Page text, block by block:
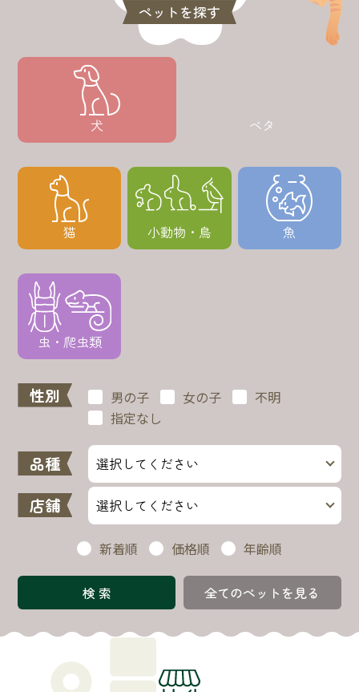
ペットを探す
犬 ベタ
猫 小動物・鳥 魚
虫・爬虫類
性別 男の子 女の子
不明
指定なし
品種
店舗
新着順 価格順 年齢順
全てのペットを見る